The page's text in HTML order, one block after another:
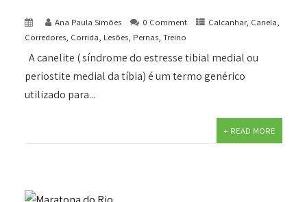
Ana Paula Simões 0 Comment Calcanhar, Canela,
Corredores, Corrida, Lesões, Pernas, Treino
A canelite ( síndrome do estresse tibial medial ou
periostite medial da tíbia) é um termo genérico
utilizado para...
+ READ MORE